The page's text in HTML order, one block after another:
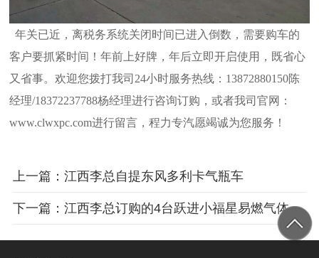
年关已近，离税务系统关闭时间已进入倒数，需要购车的
客户要抓紧时间！年前上好牌，年后立即开启使用，既省心
又省事。欢迎您拨打我司24小时服务热线：13872880150陈
经理/18372237788杨经理进行咨询订购，或者我司官网：
www.clwxpc.com进行留言，程力专汽愿竭诚为您服务！
上一篇：江西李总自提东风多利卡气瓶车
下一篇：江西李总订购的4台跃进小福星易燃气体厢式车发车